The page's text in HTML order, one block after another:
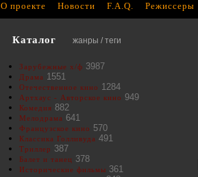
Каталог жанры / теги
Зарубежные х/ф 3987
Драма 1551
Отечественное кино 1284
Артхаус - Авторское кино 949
Комедия 882
Мелодрама 641
Французское кино 570
Классика Голливуда 491
Триллер 387
Балет и танец 378
Исторические фильмы 361
О проекте Новости F.A.Q. Режиссеры